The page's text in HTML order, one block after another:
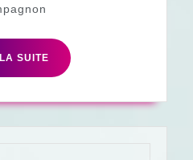
SUITE
LIRE
LA